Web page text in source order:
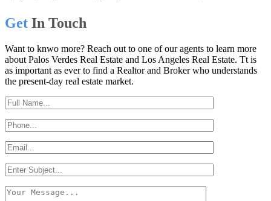
Get In Touch
Want to knwo more? Reach out to one of our agents to learn more
about Palos Verdes Real Estate and Los Angeles Real Estate. Tt is
as important as ever to find a Realtor and Broker who understands
the present-day real estate market.